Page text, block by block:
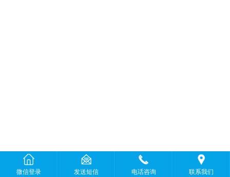
微信登录 发送短信 电话咨询 联系我们